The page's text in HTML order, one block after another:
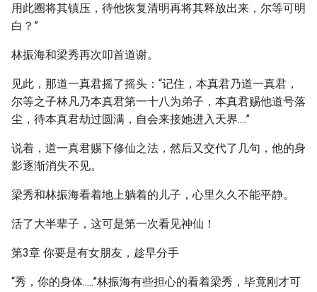
用此圈将其镇压，待他恢复清明再将其释放出来，尔等可明
白？”
林振海和梁秀再次叩首道谢。
见此，那道一真君摇了摇头：“记住，本真君乃道一真君，
尔等之子林凡乃本真君第一十八为弟子，本真君赐他道号落
尘，待本真君劫过圆满，自会来接她进入天界....”
说着，道一真君赐下修仙之法，然后又交代了几句，他的身
影逐渐消失不见。
梁秀和林振海看着地上躺着的儿子，心里久久不能平静。
活了大半辈子，这可是第一次看见神仙！
第3章 你要是有女朋友，趁早分手
“秀，你的身体.....”林振海有些担心的看着梁秀，毕竟刚才可